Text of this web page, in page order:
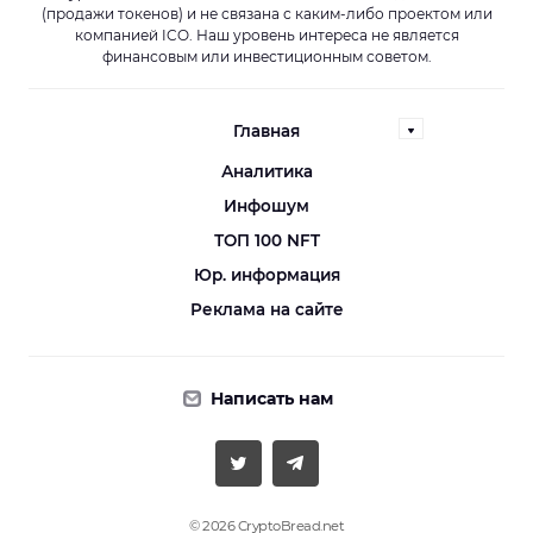
(продажи токенов) и не связана с каким-либо проектом или
компанией ICO. Наш уровень интереса не является
финансовым или инвестиционным советом.
Главная
Аналитика
Инфошум
ТОП 100 NFT
Юр. информация
Реклама на сайте
Написать нам
© 2026 CryptoBread.net